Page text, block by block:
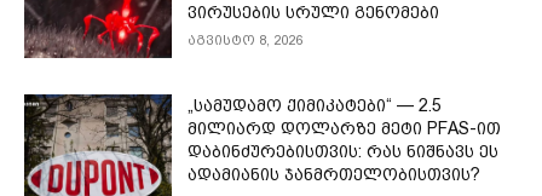
ვირუსების სრული გენომები
აგვისტო 8, 2026
„სამუდამო ქიმიკატები“ — 2.5
მილიარდ დოლარზე მეტი PFAS-ით
დაბინძურებისთვის: რას ნიშნავს ეს
ადამიანის ჯანმრთელობისთვის?